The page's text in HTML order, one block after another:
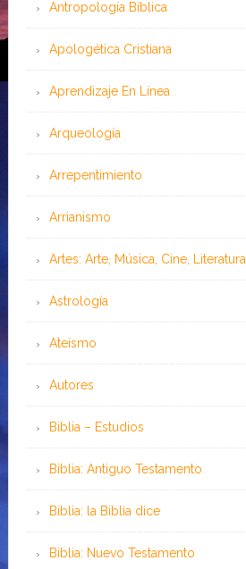
Antropología Bíblica
Apologética Cristiana
Aprendizaje En Línea
Arqueología
Arrepentimiento
Arrianismo
Artes: Arte, Música, Cine, Literatura
Astrología
Ateísmo
Autores
Biblia – Estudios
Biblia: Antiguo Testamento
Biblia: la Biblia dice
Biblia: Nuevo Testamento